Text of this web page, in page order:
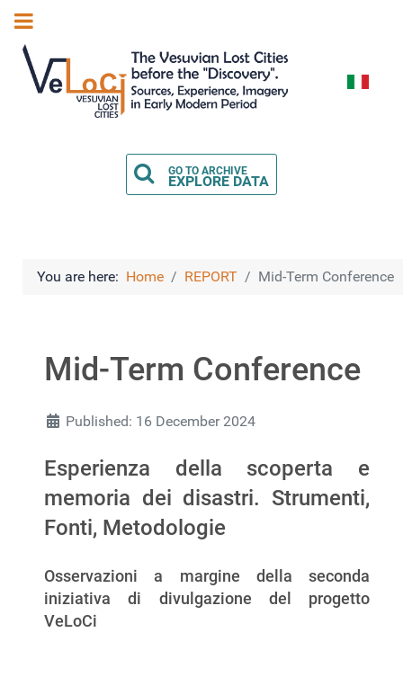
Select
GO TO ARCHIVE
EXPLORE DATA
You are here: Home REPORT Mid-Term Conference
Mid-Term Conference
Published: 16 December 2024
Esperienza della scoperta e
memoria dei disastri. Strumenti,
Fonti, Metodologie
Osservazioni a margine della seconda
iniziativa di divulgazione del progetto
VeLoCi